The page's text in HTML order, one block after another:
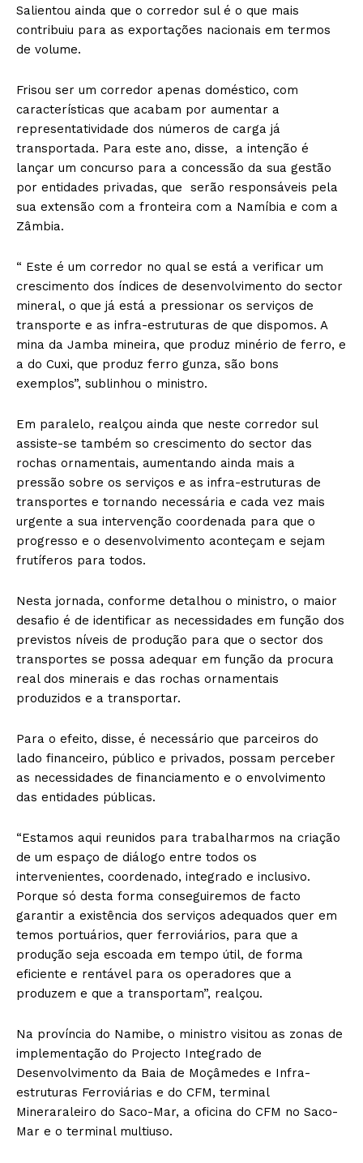
Salientou ainda que o corredor sul é o que mais
contribuiu para as exportações nacionais em termos
de volume.
Frisou ser um corredor apenas doméstico, com
características que acabam por aumentar a
representatividade dos números de carga já
transportada. Para este ano, disse, a intenção é
lançar um concurso para a concessão da sua gestão
por entidades privadas, que serão responsáveis pela
sua extensão com a fronteira com a Namíbia e com a
Zâmbia.
“ Este é um corredor no qual se está a verificar um
crescimento dos índices de desenvolvimento do sector
mineral, o que já está a pressionar os serviços de
transporte e as infra-estruturas de que dispomos. A
mina da Jamba mineira, que produz minério de ferro, e
a do Cuxi, que produz ferro gunza, são bons
exemplos”, sublinhou o ministro.
Em paralelo, realçou ainda que neste corredor sul
assiste-se também so crescimento do sector das
rochas ornamentais, aumentando ainda mais a
pressão sobre os serviços e as infra-estruturas de
transportes e tornando necessária e cada vez mais
urgente a sua intervenção coordenada para que o
progresso e o desenvolvimento aconteçam e sejam
frutíferos para todos.
Nesta jornada, conforme detalhou o ministro, o maior
desafio é de identificar as necessidades em função dos
previstos níveis de produção para que o sector dos
transportes se possa adequar em função da procura
real dos minerais e das rochas ornamentais
produzidos e a transportar.
Para o efeito, disse, é necessário que parceiros do
lado financeiro, público e privados, possam perceber
as necessidades de financiamento e o envolvimento
das entidades públicas.
“Estamos aqui reunidos para trabalharmos na criação
de um espaço de diálogo entre todos os
intervenientes, coordenado, integrado e inclusivo.
Porque só desta forma conseguiremos de facto
garantir a existência dos serviços adequados quer em
temos portuários, quer ferroviários, para que a
produção seja escoada em tempo útil, de forma
eficiente e rentável para os operadores que a
produzem e que a transportam”, realçou.
Na província do Namibe, o ministro visitou as zonas de
implementação do Projecto Integrado de
Desenvolvimento da Baia de Moçâmedes e Infra-
estruturas Ferroviárias e do CFM, terminal
Mineraraleiro do Saco-Mar, a oficina do CFM no Saco-
Mar e o terminal multiuso.